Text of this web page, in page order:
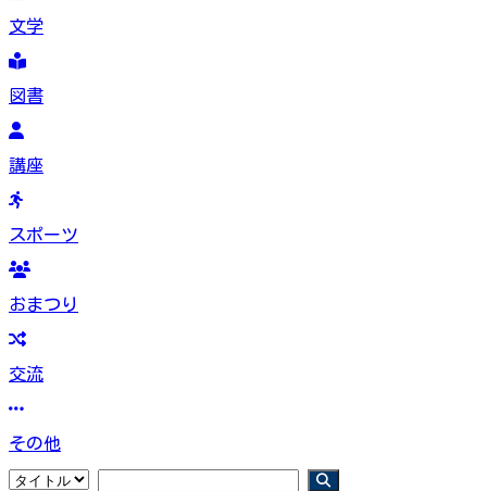
文学
図書
講座
スポーツ
おまつり
交流
その他